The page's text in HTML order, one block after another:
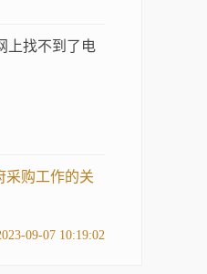
上找不到了电
采购工作的关
09-07 10:19:02